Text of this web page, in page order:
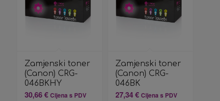
Zamjenski toner
(Canon) CRG-
046BKHY
30,66€ Cijena s PDV
Zamjenski toner
(Canon) CRG-
046BK
27,34€ Cijena s PDV